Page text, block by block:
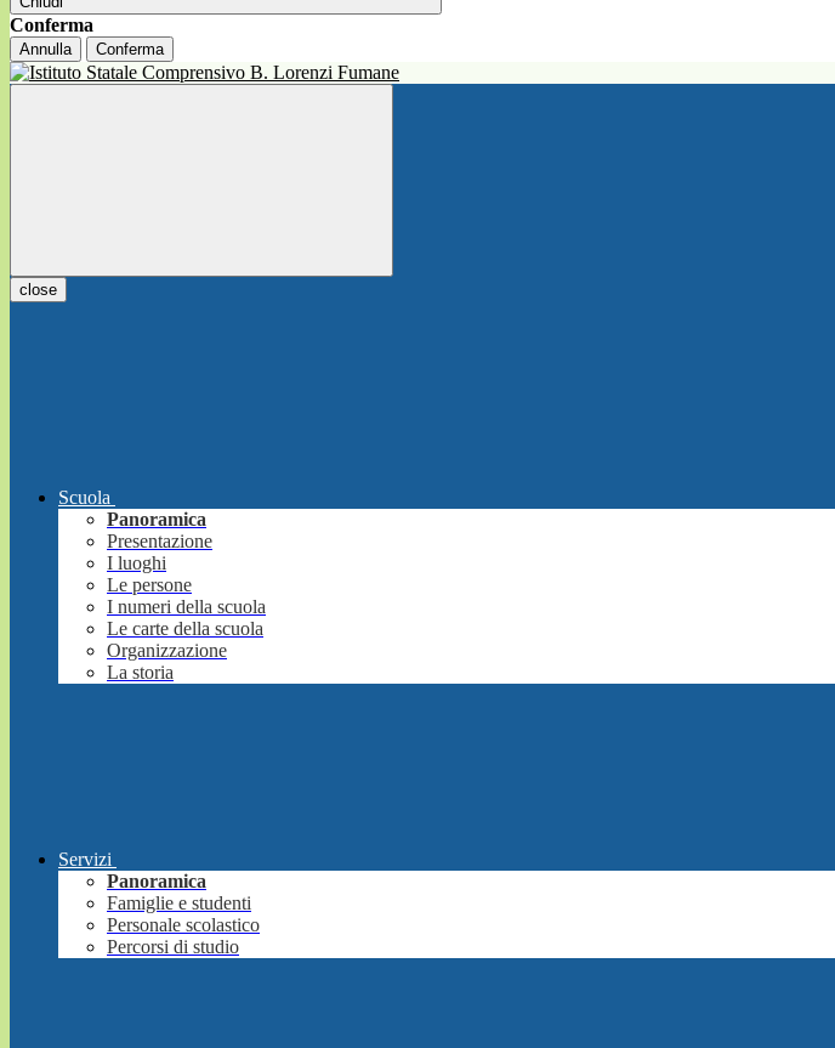
Conferma
Annulla Conferma
close
Scuola
Panoramica
Presentazione
I luoghi
Le persone
I numeri della scuola
Le carte della scuola
Organizzazione
La storia
Servizi
Panoramica
Famiglie e studenti
Personale scolastico
Percorsi di studio